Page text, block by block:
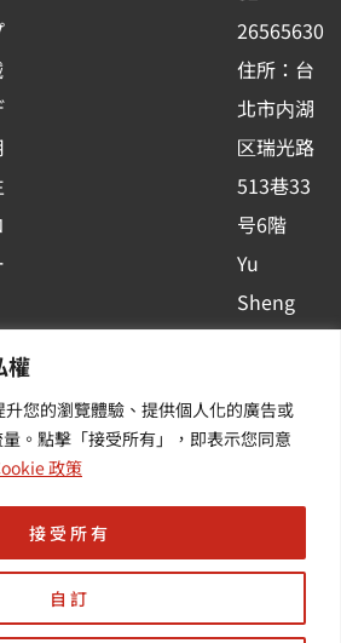
權
您的瀏覽體驗、提供個人化的廣告或
。點擊「接受所有」，即表示您同意
政策
自訂
接受所有
k
-
s
q
u
a
r
e
n
26565630
住所：台
北市内湖
区瑞光路
513巷33
号6階
Yu
Sheng
| 最新の
イベント
する